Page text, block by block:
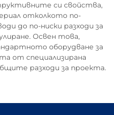
си свойства,
отколкото по-
до по-ниски разходи за
Освен това,
оборудване за
от специализирана
разходи за проекта.